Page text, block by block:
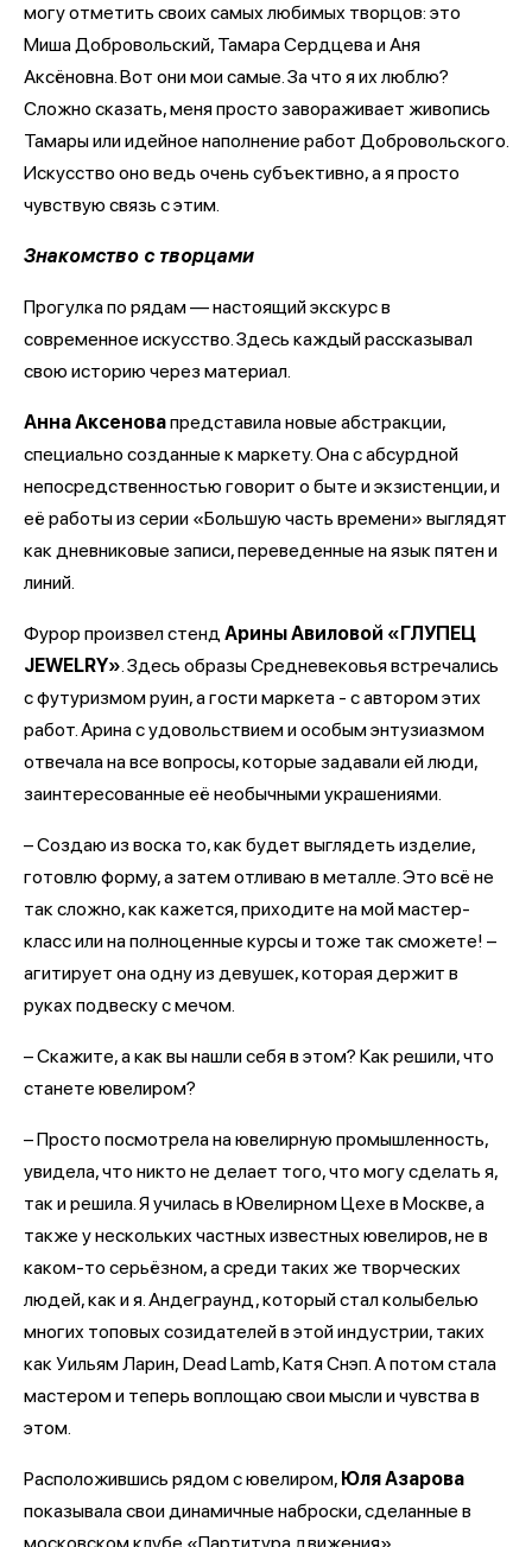
могу отметить своих самых любимых творцов: это
Миша Добровольский, Тамара Сердцева и Аня
Аксёновна. Вот они мои самые. За что я их люблю?
Сложно сказать, меня просто завораживает живопись
Тамары или идейное наполнение работ Добровольского.
Искусство оно ведь очень субъективно, а я просто
чувствую связь с этим.
Знакомство с творцами
Прогулка по рядам — настоящий экскурс в
современное искусство. Здесь каждый рассказывал
свою историю через материал.
Анна Аксеновапредставила новые абстракции,
специально созданные к маркету. Она с абсурдной
непосредственностью говорит о быте и экзистенции, и
её работы из серии «Большую часть времени» выглядят
как дневниковые записи, переведенные на язык пятен и
линий.
Фурор произвел стендАрины Авиловой «ГЛУПЕЦ
JEWELRY». Здесь образы Средневековья встречались
с футуризмом руин, а гости маркета - с автором этих
работ. Арина с удовольствием и особым энтузиазмом
отвечала на все вопросы, которые задавали ей люди,
заинтересованные её необычными украшениями.
– Создаю из воска то, как будет выглядеть изделие,
готовлю форму, а затем отливаю в металле. Это всё не
так сложно, как кажется, приходите на мой мастер-
класс или на полноценные курсы и тоже так сможете! –
агитирует она одну из девушек, которая держит в
руках подвеску с мечом.
– Скажите, а как вы нашли себя в этом? Как решили, что
станете ювелиром?
– Просто посмотрела на ювелирную промышленность,
увидела, что никто не делает того, что могу сделать я,
так и решила. Я училась в Ювелирном Цехе в Москве, а
также у нескольких частных известных ювелиров, не в
каком-то серьёзном, а среди таких же творческих
людей, как и я. Андеграунд, который стал колыбелью
многих топовых созидателей в этой индустрии, таких
как Уильям Ларин, Dead Lamb, Катя Снэп. А потом стала
мастером и теперь воплощаю свои мысли и чувства в
этом.
Расположившись рядом с ювелиром, Юля Азарова
показывала свои динамичные наброски, сделанные в